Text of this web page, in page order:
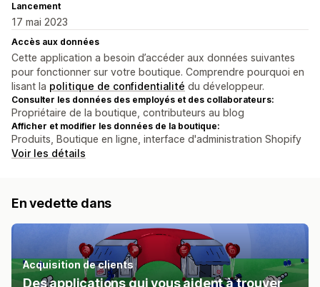
Lancement
17 mai 2023
Accès aux données
Cette application a besoin d’accéder aux données suivantes
pour fonctionner sur votre boutique. Comprendre pourquoi en
lisant la politique de confidentialité du développeur.
Consulter les données des employés et des collaborateurs:
Propriétaire de la boutique, contributeurs au blog
Afficher et modifier les données de la boutique:
Produits, Boutique en ligne, interface d'administration Shopify
Voir les détails
En vedette dans
Acquisition de clients
Des applications qui vous aident à trouver